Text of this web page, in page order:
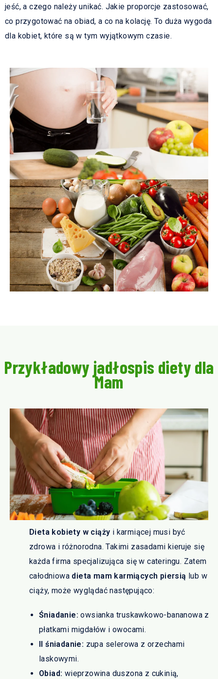
jeść, a czego należy unikać. Jakie proporcje zastosować,
co przygotować na obiad, a co na kolację. To duża wygoda
dla kobiet, które są w tym wyjątkowym czasie.
Przykładowy jadłospis diety dla
Mam
Dieta kobiety w ciąży i karmiącej musi być
zdrowa i różnorodna. Takimi zasadami kieruje się
każda firma specjalizująca się w cateringu. Zatem
całodniowa dieta mam karmiących piersią lub w
ciąży, może wyglądać następująco:
Śniadanie:owsianka truskawkowo-bananowa z
płatkami migdałów i owocami.
II śniadanie: zupa selerowa z orzechami
laskowymi.
Obiad: wieprzowina duszona z cukinią,